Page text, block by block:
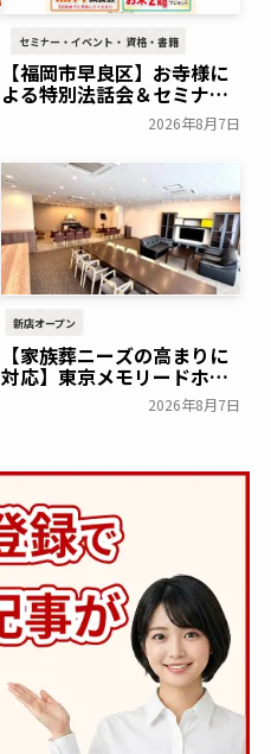
セミナー・イベント・資格・書籍
【福岡市早良区】お寺様に
よる特別法話会＆セミナー
特典「無料試食会」を8月
18日(月)にシティホール飯
倉にて開催！～ベルコ～
一般公開
2026年8月7日
新店オープン
【家族葬ニーズの高まりに
対応】東京メモリードホー
ルに貸切型家族葬空間『第
８ホール～Living～』オー
2026年8月7日